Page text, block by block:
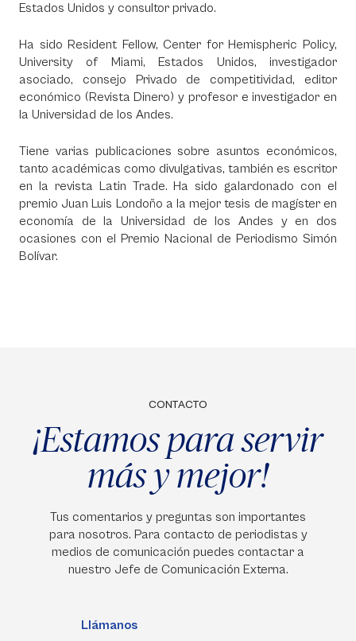
Estados Unidos y consultor privado.
Ha sido Resident Fellow, Center for Hemispheric Policy,
University of Miami, Estados Unidos, investigador
asociado, consejo Privado de competitividad, editor
económico (Revista Dinero) y profesor e investigador en
la Universidad de los Andes.
Tiene varias publicaciones sobre asuntos económicos,
tanto académicas como divulgativas, también es escritor
en la revista Latin Trade. Ha sido galardonado con el
premio Juan Luis Londoño a la mejor tesis de magíster en
economía de la Universidad de los Andes y en dos
ocasiones con el Premio Nacional de Periodismo Simón
Bolívar.
CONTACTO
¡Estamos para servir
más y mejor!
Tus comentarios y preguntas son importantes
para nosotros. Para contacto de periodistas y
medios de comunicación puedes contactar a
nuestro Jefe de Comunicación Externa.
Llámanos